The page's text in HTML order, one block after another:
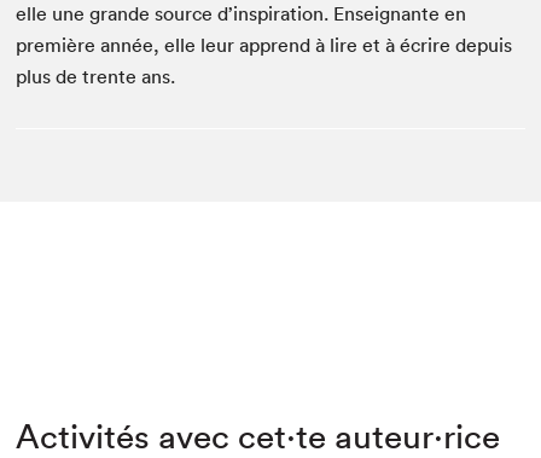
elle une grande source d’inspiration. Enseignante en
première année, elle leur apprend à lire et à écrire depuis
plus de trente ans.
Activités avec cet·te auteur·rice